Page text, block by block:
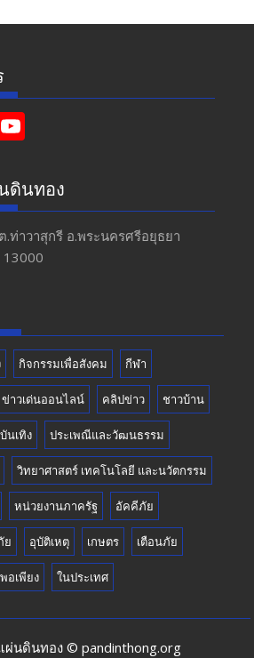
u
T
u
b
ดินทอง
.​ท่าวาสุกรี​ อ.พระนครศรีอยุธยา​
13000
กิจกรรมเพื่อสังคม กีฬา
ข่าวเด่นออนไลน์ คลิปข่าว ชาวบ้าน
บันเทิง ประเพณีและวัฒนธรรม
วิทยาศาสตร์ เทคโนโลยี และนวัตกรรม
หน่วยงานภาครัฐ อัคคีภัย
ย อุบัติเหตุ เกษตร เตือนภัย
อเพียง ในประเทศ
นดินทอง © pandinthong.org